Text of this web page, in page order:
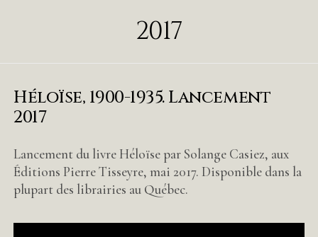
2017
Héloïse, 1900-1935. Lancement
2017
Lancement du livre Héloïse par Solange Casiez, aux
Éditions Pierre Tisseyre, mai 2017. Disponible dans la
plupart des librairies au Québec.